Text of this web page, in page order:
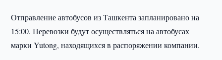
Отправление автобусов из Ташкента запланировано на
15:00. Перевозки будут осуществляться на автобусах
марки Yutong, находящихся в распоряжении компании.